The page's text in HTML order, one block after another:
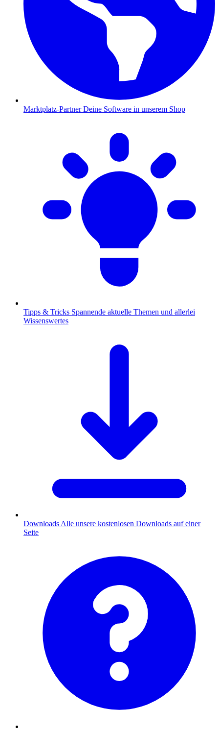
Marktplatz-Partner Deine Software in unserem Shop
Tipps & Tricks Spannende aktuelle Themen und allerlei
Wissenswertes
Downloads Alle unsere kostenlosen Downloads auf einer
Seite